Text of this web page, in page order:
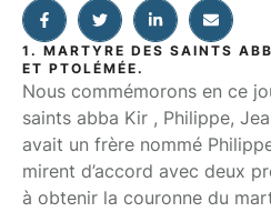
1. MARTYRE DES SAINTS
ET PTOLÉMÉE.
Nous commémorons en ce
saints abba Kir , Philippe,
avait un frère nommé
mirent d’accord avec deux
à obtenir la couronne du